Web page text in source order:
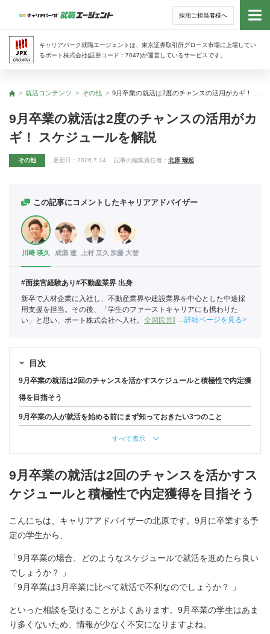
採用ご担当者様へ
キャリアパーク就職エージェントは、東京証券取引所グロース市場に上場してい
るポート株式会社(証券コード：7047)が運営しているサービスです。
トッ
トップ
就活コンテンツ その他
9月卒業の就活は2度のチャンスの活用がカ
ギ！ スケジュールを解説
その他 更新日： 2026.7.14 記事の編集責任者： 北原 瑞起
この記事にコメントしたキャリアアドバイザー
川﨑 瑛久 成瀬 遼 上村 京久 加藤 大智
#面接官経験あり#不動産業界 出身
新卒で人材企業に入社し、不動産業界や建設業界を中心とした中途採
用支援を担当。その後、「学生のファーストキャリアにも携わりた
い」と思い、ポート株式会社へ入社。 全国民営職業紹介事業協会職業
詳細ページを見る
目次
9月卒業の就活は2回のチャンスを活かすスケジュールと積極性で内定獲
得を目指そう
9月卒業の人が就活を始める前にまず知っておきたい3つのこと
すべて表示
9月卒業の就活は2回のチャンスを活かすス
ケジュールと積極性で内定獲得を目指そう
こんにちは、キャリアアドバイザーの北原です。9月に卒業する予
定の学生から、
「9月卒業の場合、どのようなスケジュールで就活を進めたら良い
でしょうか？ 」
「9月卒業は3月卒業に比べて就活で不利なのでしょうか？ 」
といった相談を受けることがよくあります。9月卒業の学生はあま
り多くないため、情報が少なく不安になりますよね。